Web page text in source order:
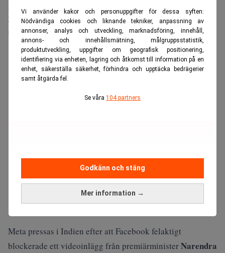
Vi använder kakor och personuppgifter för dessa syften:
Nödvändiga cookies och liknande tekniker, anpassning av
annonser, analys och utveckling, marknadsföring, innehåll,
annons- och innehållsmätning, målgruppsstatistik,
produktutveckling, uppgifter om geografisk positionering,
identifiering via enheten, lagring och åtkomst till information på en
enhet, säkerställa säkerhet, förhindra och upptäcka bedrägerier
samt åtgärda fel.
Se våra 104 partners
Mer information →
Godkänn och stäng
parlamentarisk panel kräver en ursäkt från Mark
Zuckerberg och varnar för att bolagets juridiska
skydd kan dras in.
ANNONS
Meta pressas i Indien efter att Facebook felaktigt
blockerade ett videoinlägg från premiärministerNarendra